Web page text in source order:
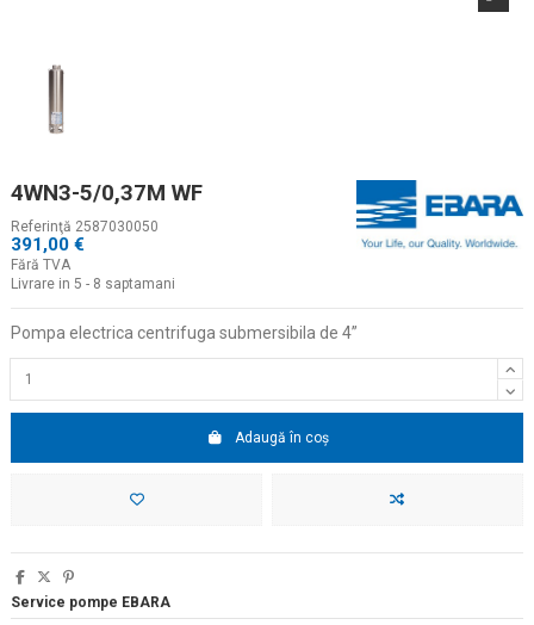
4WN3-5/0,37M WF
Referinţă 2587030050
391,00 €
Fără TVA
Livrare in 5 - 8 saptamani
Pompa electrica centrifuga submersibila de 4”
Adaugă în coș
Service pompe EBARA